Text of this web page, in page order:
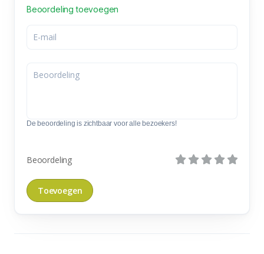
Beoordeling toevoegen
De beoordeling is zichtbaar voor alle bezoekers!
Beoordeling